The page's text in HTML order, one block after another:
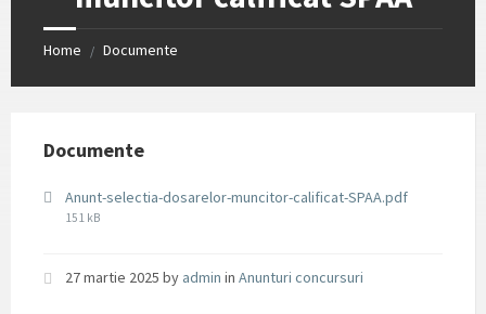
Home / Documente
Documente
Anunt-selectia-dosarelor-muncitor-calificat-SPAA.pdf
151 kB
27 martie 2025 by admin in Anunturi concursuri